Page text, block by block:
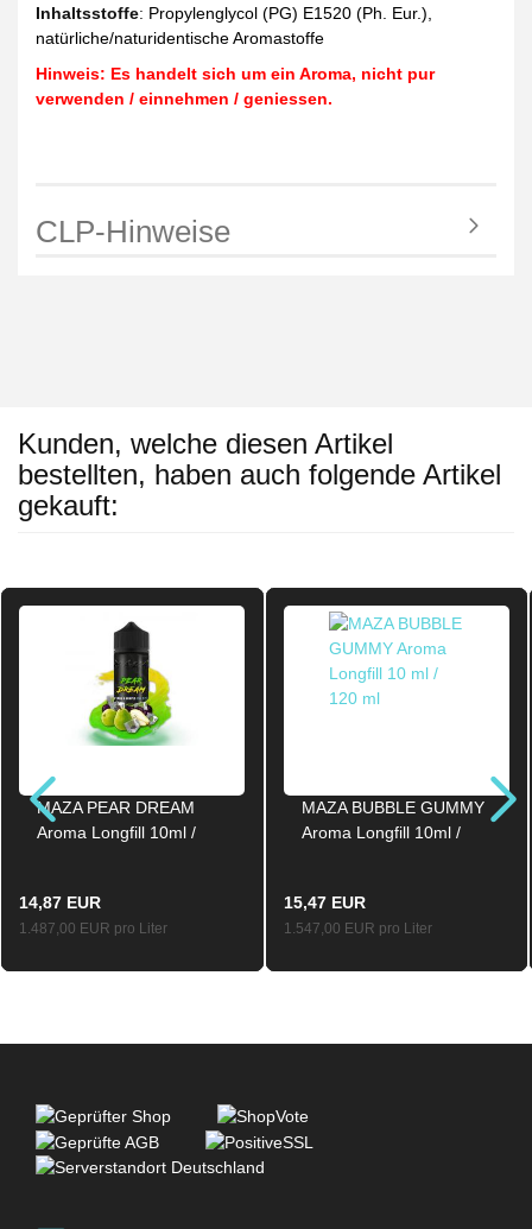
Inhaltsstoffe: Propylenglycol (PG) E1520 (Ph. Eur.),
natürliche/naturidentische Aromastoffe
Hinweis: Es handelt sich um ein Aroma, nicht pur
verwenden / einnehmen / geniessen.
CLP-Hinweise
Kunden, welche diesen Artikel
bestellten, haben auch folgende Artikel
gekauft:
MAZA PEAR DREAM
Aroma Longfill 10ml /
14,87 EUR
1.487,00 EUR pro Liter
MAZA BUBBLE GUMMY
Aroma Longfill 10ml /
15,47 EUR
1.547,00 EUR pro Liter